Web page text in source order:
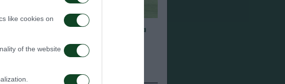
like cookies on
of the website
ευρωπαϊκή λίστα για τα παιχνίδια